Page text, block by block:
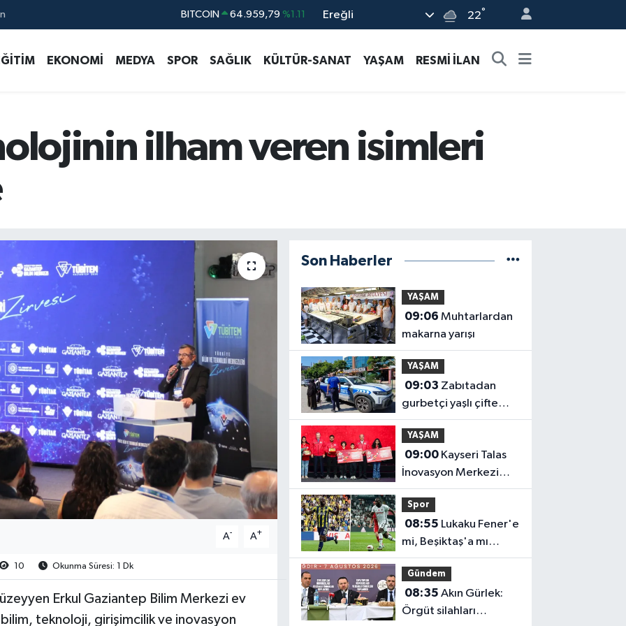
55,2510 %0.32
Ereğli 22°
EKONOMİ MEDYA SPOR SAĞLIK KÜLTÜR-SANAT YAŞAM RESMİ İLAN
ilham veren isimleri
A- A+
10 Okunma Süresi: 1 Dk
Erkul Gaziantep Bilim Merkezi ev
teknoloji, girişimcilik ve inovasyon
Son Haberler
YAŞAM
09:06 Muhtarlardan
makarna yarışı
YAŞAM
09:03
gurbetçi yaşlı çifte
yardım eli
YAŞAM
09:00
İnovasyon Merkezi
finale kaldı
Spor
08:55
mi, Beşiktaş'a mı
geliyor?
Gündem
08:35 Akın Gürlek:
Örgüt silahları